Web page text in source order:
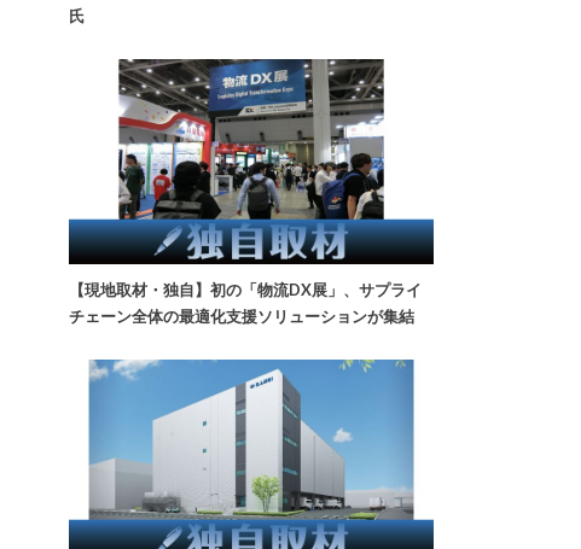
氏
【現地取材・独自】初の「物流DX展」、サプライ
チェーン全体の最適化支援ソリューションが集結